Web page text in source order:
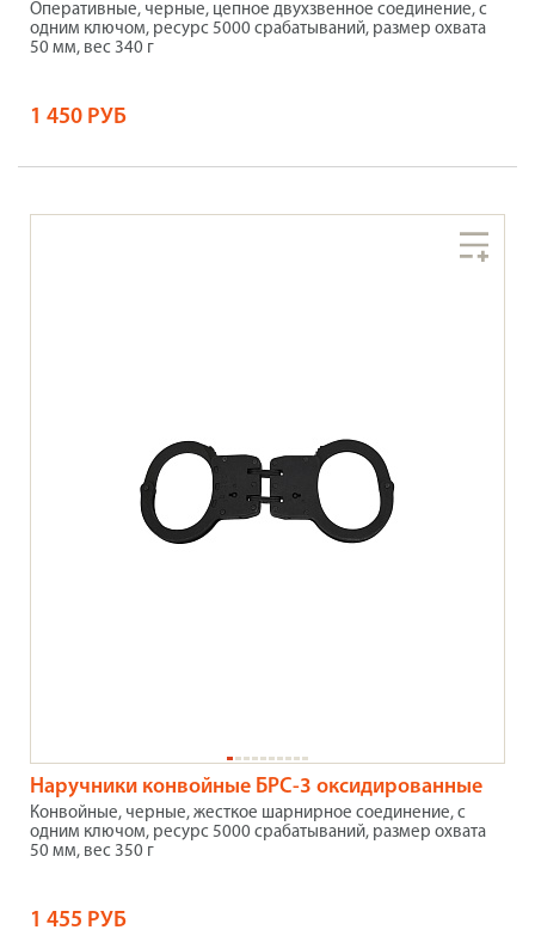
Оперативные, черные, цепное двухзвенное соединение, с
одним ключом, ресурс 5000 срабатываний, размер охвата
50 мм, вес 340 г
1 450 РУБ
Наручники конвойные БРС-3 оксидированные
Конвойные, черные, жесткое шарнирное соединение, с
одним ключом, ресурс 5000 срабатываний, размер охвата
50 мм, вес 350 г
1 455 РУБ